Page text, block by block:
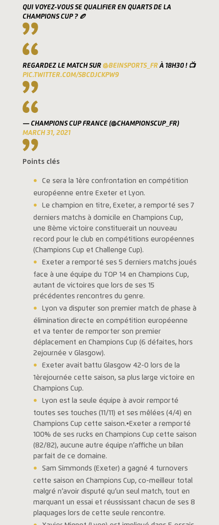
QUI VOYEZ-VOUS SE QUALIFIER EN QUARTS DE LA
CHAMPIONS CUP ? 🏉
REGARDEZ LE MATCH SUR @BEINSPORTS_FRÀ 18H30 ! 📺
PIC.TWITTER.COM/SBCDJCKPW9
— CHAMPIONS CUP FRANCE (@CHAMPIONSCUP_FR)
MARCH 31, 2021
Points clés
Ce sera la 1ère confrontation en compétition
européenne entre Exeter et Lyon.
Le champion en titre, Exeter, a remporté ses 7
derniers matchs à domicile en Champions Cup,
une 8ème victoire constituerait un nouveau
record pour le club en compétitions européennes
(Champions Cup et Challenge Cup).
Exeter a remporté ses 5 derniers matchs joués
face à une équipe du TOP 14 en Champions Cup,
autant de victoires que lors de ses 15
précédentes rencontres du genre.
Lyon va disputer son premier match de phase à
élimination directe en compétition européenne
et va tenter de remporter son premier
déplacement en Champions Cup (6 défaites, hors
2ejournée v Glasgow).
Exeter avait battu Glasgow 42-0 lors de la
1èrejournée cette saison, sa plus large victoire en
Champions Cup.
Lyon est la seule équipe à avoir remporté
toutes ses touches (11/11) et ses mêlées (4/4) en
Champions Cup cette saison.•Exeter a remporté
100% de ses rucks en Champions Cup cette saison
(82/82), aucune autre équipe n’affiche un bilan
parfait de ce domaine.
Sam Simmonds (Exeter) a gagné 4 turnovers
cette saison en Champions Cup, co-meilleur total
malgré n’avoir disputé qu’un seul match, tout en
marquant un essai et réussissant chacun de ses 8
plaquages lors de cette seule rencontre.